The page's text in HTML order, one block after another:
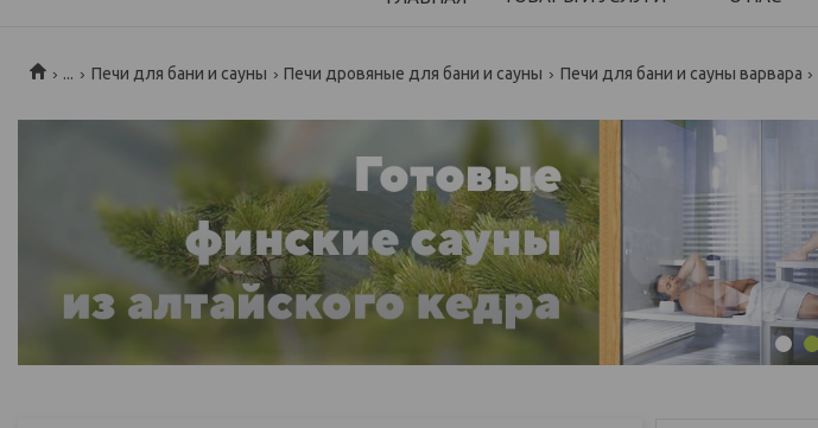
... Печи для бани и сауны Печи дровяные для бани и сауны Печи для бани и сауны варвара